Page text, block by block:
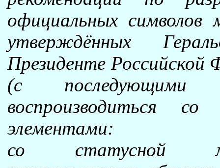
официальных символов
утверждённых
Президенте Российской
(с последующими
воспроизводиться
элементами:
со статусной